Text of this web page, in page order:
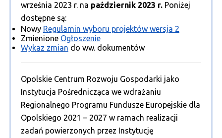
września 2023 r. na październik 2023 r.Poniżej
dostępne są:
Nowy Regulamin wyboru projektów wersja 2
Zmienione Ogłoszenie
Wykaz zmian do ww. dokumentów
Opolskie Centrum Rozwoju Gospodarki jako
Instytucja Pośrednicząca we wdrażaniu
Regionalnego Programu Fundusze Europejskie dla
Opolskiego 2021 – 2027 w ramach realizacji
zadań powierzonych przez Instytucję